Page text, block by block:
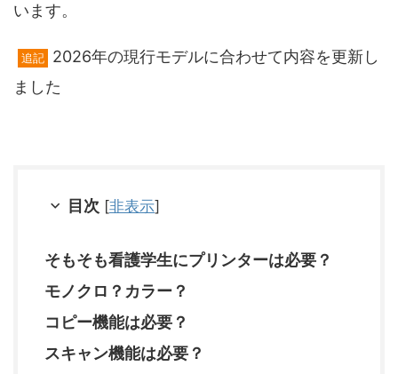
います。
追記
2026年の現行モデルに合わせて内容を更新し
ました
目次 [非表示]
そもそも看護学生にプリンターは必要？
モノクロ？カラー？
コピー機能は必要？
スキャン機能は必要？